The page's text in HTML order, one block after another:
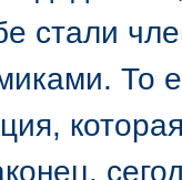
стали
То